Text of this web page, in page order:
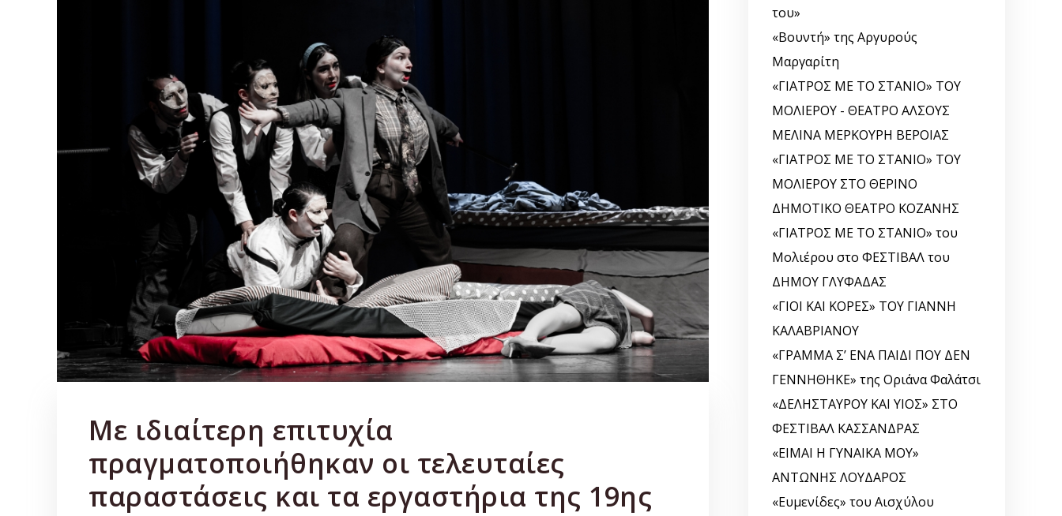
Με ιδιαίτερη επιτυχία
πραγματοποιήθηκαν οι τελευταίες
παραστάσεις και τα εργαστήρια της 19ης
του»
«Βουντή» της Αργυρούς
Μαργαρίτη
«ΓΙΑΤΡΟΣ ΜΕ ΤΟ ΣΤΑΝΙΟ» ΤΟΥ
ΜΟΛΙΕΡΟΥ - ΘΕΑΤΡΟ ΑΛΣΟΥΣ
ΜΕΛΙΝΑ ΜΕΡΚΟΥΡΗ ΒΕΡΟΙΑΣ
«ΓΙΑΤΡΟΣ ΜΕ ΤΟ ΣΤΑΝΙΟ» ΤΟΥ
ΜΟΛΙΕΡΟΥ ΣΤΟ ΘΕΡΙΝΟ
ΔΗΜΟΤΙΚΟ ΘΕΑΤΡΟ ΚΟΖΑΝΗΣ
«ΓΙΑΤΡΟΣ ΜΕ ΤΟ ΣΤΑΝΙΟ» του
Μολιέρου στο ΦΕΣΤΙΒΑΛ του
ΔΗΜΟΥ ΓΛΥΦΑΔΑΣ
«ΓΙΟΙ ΚΑΙ ΚΟΡΕΣ» ΤΟΥ ΓΙΑΝΝΗ
ΚΑΛΑΒΡΙΑΝΟΥ
«ΓΡΑΜΜΑ Σ’ ΕΝΑ ΠΑΙΔΙ ΠΟΥ ΔΕΝ
ΓΕΝΝΗΘΗΚΕ» της Οριάνα Φαλάτσι
«ΔΕΛΗΣΤΑΥΡΟΥ ΚΑΙ ΥΙΟΣ» ΣΤΟ
ΦΕΣΤΙΒΑΛ ΚΑΣΣΑΝΔΡΑΣ
«ΕΙΜΑΙ Η ΓΥΝΑΙΚΑ ΜΟΥ»
ΑΝΤΩΝΗΣ ΛΟΥΔΑΡΟΣ
«Ευμενίδες» του Αισχύλου